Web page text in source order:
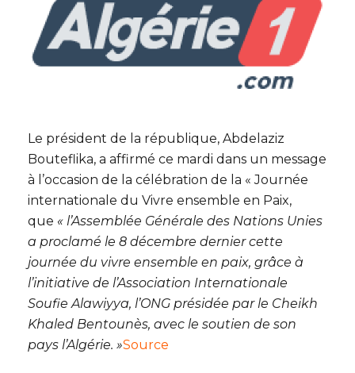
Le président de la république, Abdelaziz
Bouteflika, a affirmé ce mardi dans un message
à l’occasion de la célébration de la « Journée
internationale du Vivre ensemble en Paix,
que « l’Assemblée Générale des Nations Unies
a proclamé le 8 décembre dernier cette
journée du vivre ensemble en paix, grâce à
l’initiative de l’Association Internationale
Soufie Alawiyya, l’ONG présidée par le Cheikh
Khaled Bentounès, avec le soutien de son
pays l’Algérie. »Source